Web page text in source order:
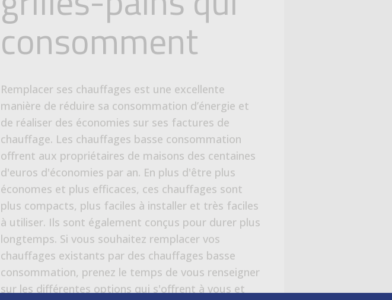
offrent aux propriétaires de maisons des centaines
d'euros d'économies par an. En plus d'être plus
économes et plus efficaces, ces chauffages sont
longtemps. Si vous souhaitez remplacer vos
chauffages existants par des chauffages basse
consommation, prenez le temps de vous renseigner
sur les différentes options qui s'offrent à vous et
faites votre choix en fonction de votre situation. En
optant pour des chauffages basse consommation,
vous pourrez bénéficier d’économies importantes
sur vos factures de chauffage à la fin de l’année.
JE REMPLACE MES VIEUX CHAUFFAGES